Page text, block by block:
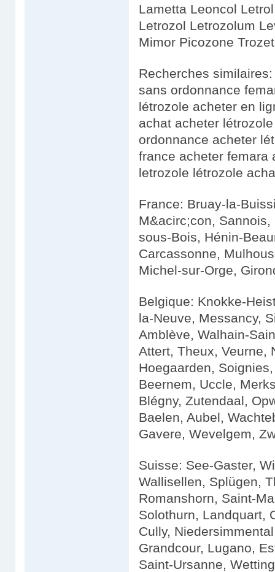
Lametta Leoncol
Letrozol Letrozolum
Mimor Picozone Trozet
Recherches
sans ordonnance
létrozole acheter en
achat acheter
ordonnance acheter
france acheter femara
letrozole létrozole
France: Bruay-la-
M&acirc;con,
sous-Bois, Hénin-
Carcassonne,
Michel-sur-Orge,
Belgique: Knokke-
la-Neuve, Messancy,
Amblève, Walhain-
Attert, Theux, Veurne,
Hoegaarden,
Beernem, Uccle,
Blégny, Zutendaal,
Baelen, Aubel,
Gavere, Wevelgem,
Suisse: See-Gaster,
Wallisellen, Splügen,
Romanshorn, Saint-
Solothurn, Landquart,
Cully,
Grandcour, Lugano,
Saint-Ursanne,